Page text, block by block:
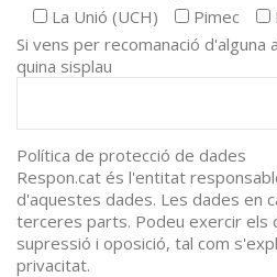
La Unió (UCH)
Pimec
Si vens per recomanació d'alguna
quina sisplau
Política de protecció de dades
Respon.cat és l'entitat
d'aquestes dades. Les dades en
terceres parts. Podeu exercir els
supressió i oposició, tal com
privacitat.